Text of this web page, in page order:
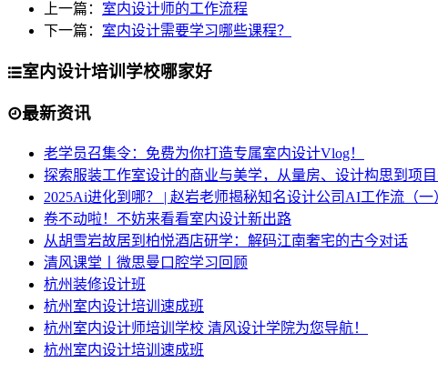
上一篇： 室内设计师的工作流程
下一篇： 室内设计需要学习哪些课程？
室内设计培训学校哪家好
最新资讯
老学员召集令：免费为你打造专属室内设计Vlog！
探索服装工作室设计的商业与美学，从量房、设计构思到项
2025Ai进化到哪？ | 赵岩老师揭秘知名设计公司AI工作流（一
卷不动啦！不妨来看看室内设计新出路
从胡雪岩故居到柏悦酒店研学：解码江南奢宅的古今对话
清风课堂丨微思曼口腔学习回顾
杭州装修设计班
杭州室内设计培训速成班
杭州室内设计师培训学校 清风设计学院为您导航！
杭州室内设计培训速成班